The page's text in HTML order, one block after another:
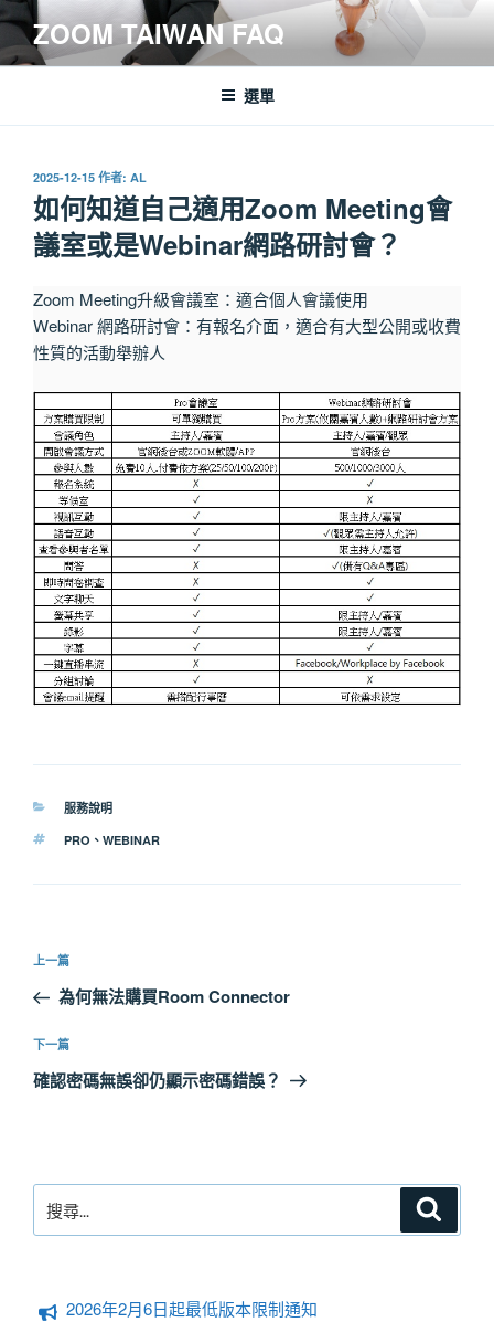
跳
主
ZOOM TAIWAN FAQ
選單
發
佈
於
2025-12-15 作者: AL
如何知道自己適用Zoom Meeting會
議室或是Webinar網路研討會？
Zoom Meeting升級會議室：適合個人會議使用
Webinar 網路研討會：有報名介面，適合有大型公開或收費
性質的活動舉辦人
分
服務說明
標
PRO 、 WEBINAR
文
導
覽
上
一
文
章
上一篇
為何無法購買Room Connector
下
一
下一篇
確認密碼無誤卻仍顯示密碼錯誤？
尋
字: 2026年2月6日起最低版本限制通知